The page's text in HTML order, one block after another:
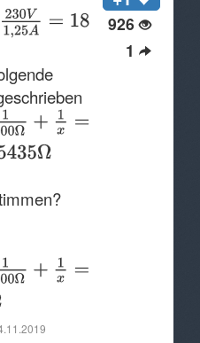
926
1